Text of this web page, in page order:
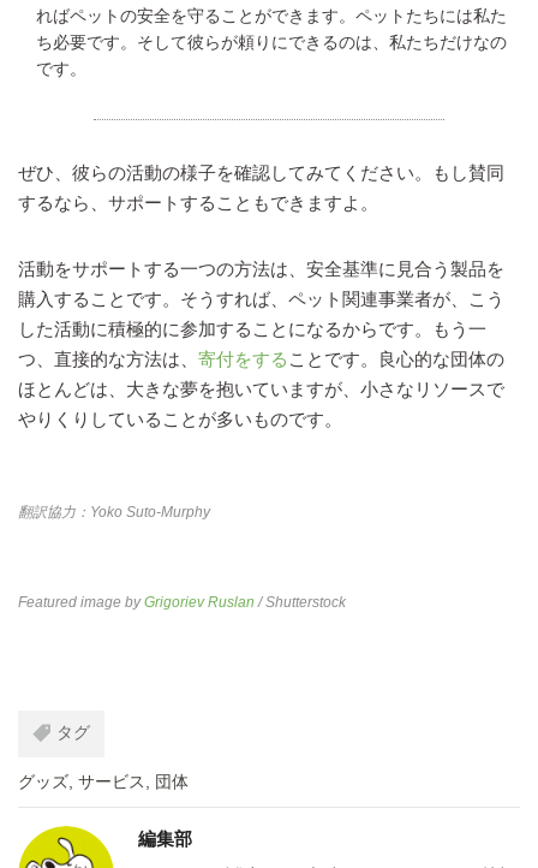
ればペットの安全を守ることができます。ペットたちには私た
ち必要です。そして彼らが頼りにできるのは、私たちだけなの
です。
ぜひ、彼らの活動の様子を確認してみてください。もし賛同
するなら、サポートすることもできますよ。
活動をサポートする一つの方法は、安全基準に見合う製品を
購入することです。そうすれば、ペット関連事業者が、こう
した活動に積極的に参加することになるからです。もう一
つ、直接的な方法は、 寄付をする ことです。良心的な団体の
ほとんどは、大きな夢を抱いていますが、小さなリソースで
やりくりしていることが多いものです。
翻訳協力：Yoko Suto-Murphy
Featured image byGrigoriev Ruslan / Shutterstock
タグ
グッズ サービス 団体
編集部